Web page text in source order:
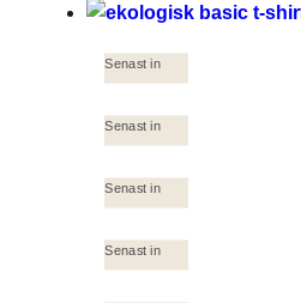
Senast in
Senast in
Senast in
Senast in